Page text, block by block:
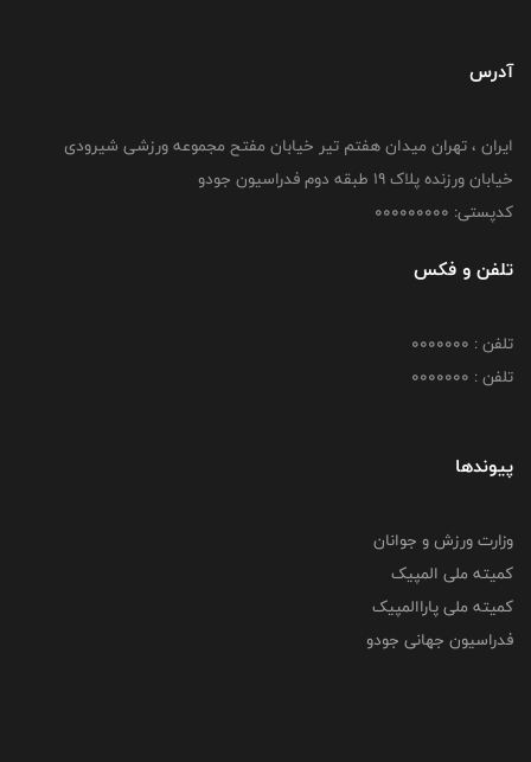
آدرس
ایران ، تهران میدان هفتم تیر خیابان مفتح مجموعه ورزشی شیرودی
خیابان ورزنده پلاک ۱۹ طبقه دوم فدراسیون جودو
کدپستی: 000000000
تلفن و فکس
تلفن : 0000000
تلفن : 0000000
پیوندها
وزارت ورزش و جوانان
کمیته ملی المپیک
کمیته ملی پاراالمپیک
فدراسیون جهانی جودو